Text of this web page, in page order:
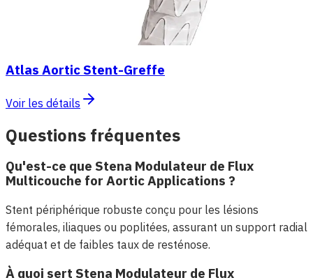
Atlas Aortic Stent-Greffe
Voir les détails
Questions fréquentes
Qu'est-ce que Stena Modulateur de Flux
Multicouche for Aortic Applications ?
Stent périphérique robuste conçu pour les lésions
fémorales, iliaques ou poplitées, assurant un support radial
adéquat et de faibles taux de resténose.
À quoi sert Stena Modulateur de Flux